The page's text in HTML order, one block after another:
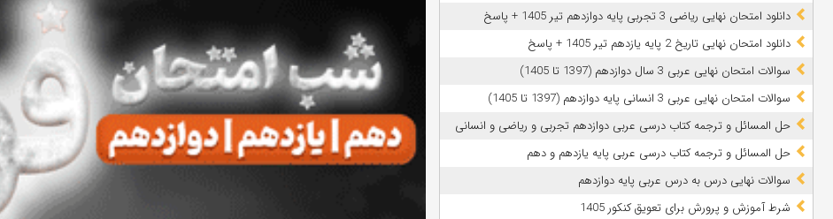
دانلود امتحان نهایی ریاضی 3 تجربی پایه دوازدهم تیر 1405 + پاسخ
دانلود امتحان نهایی تاریخ 2 پایه یازدهم تیر 1405 + پاسخ
سوالات امتحان نهایی عربی 3 سال دوازدهم (1397 تا 1405)
سوالات امتحان نهایی عربی 3 انسانی پایه دوازدهم (1397 تا 1405)
حل المسائل و ترجمه کتاب درسی عربی دوازدهم تجربی و ریاضی و انسانی
حل المسائل و ترجمه کتاب درسی عربی پایه یازدهم و دهم
سوالات نهایی درس به درس عربی پایه دوازدهم
شرط آموزش و پرورش برای تعویق کنکور 1405